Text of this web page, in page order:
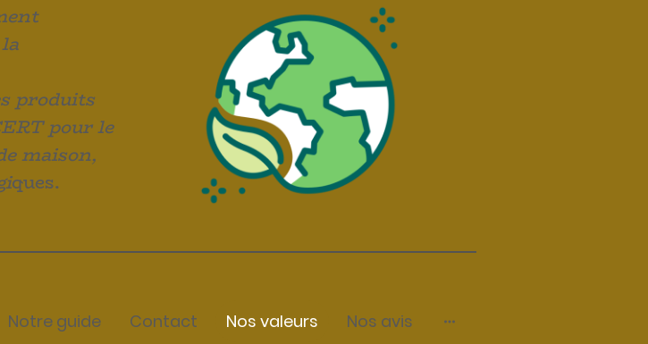
produits
pour le
maison,
ques.
Notre guide Contact Nos valeurs Nos avis